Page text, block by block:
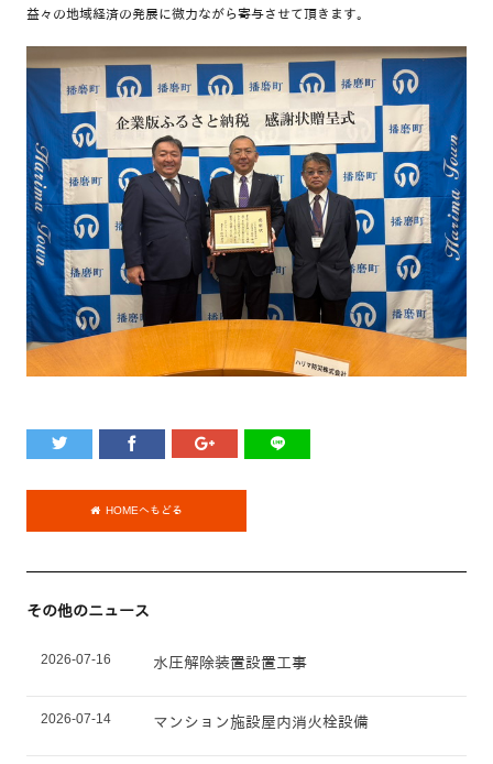
益々の地域経済の発展に微力ながら寄与させて頂きます。
HOMEへもどる
その他のニュース
2026-07-16 水圧解除装置設置工事
2026-07-14 マンション施設屋内消火栓設備